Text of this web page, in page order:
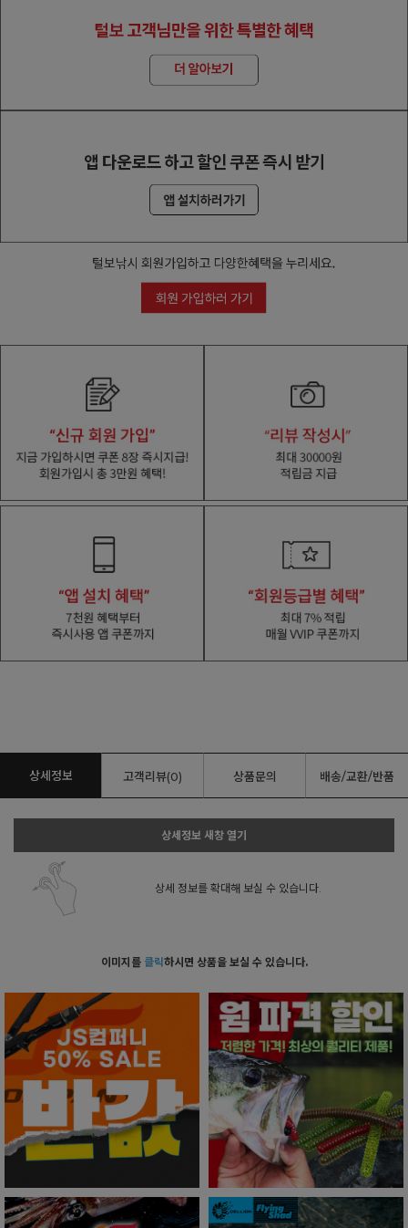
상세정보 고객리뷰(0) 상품문의 배송/교환/반품
상세정보 새창 열기
상세 정보를 확대해 보실 수 있습니다.
이미지를 클릭하시면 상품을 보실 수 있습니다.